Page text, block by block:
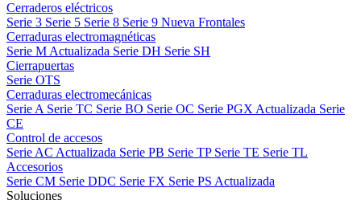
Cerraderos eléctricos
Serie 3 Serie 5 Serie 8 Serie 9 Nueva Frontales
Cerraduras electromagnéticas
Serie M Actualizada Serie DH Serie SH
Cierrapuertas
Serie OTS
Cerraduras electromecánicas
Serie A Serie TC Serie BO Serie OC Serie PGX Actualizada Serie
CE
Control de accesos
Serie AC Actualizada Serie PB Serie TP Serie TE Serie TL
Accesorios
Serie CM Serie DDC Serie FX Serie PS Actualizada
Soluciones